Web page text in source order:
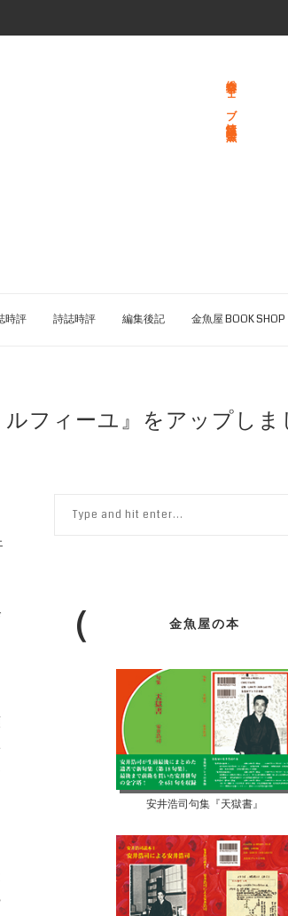
総合文学ウェブ情報誌 文学金魚
時評 詩誌時評 編集後記 金魚屋 BOOK SHOP
フィーユ』をアップしま
金魚屋の本
安井浩司句集『天獄書』